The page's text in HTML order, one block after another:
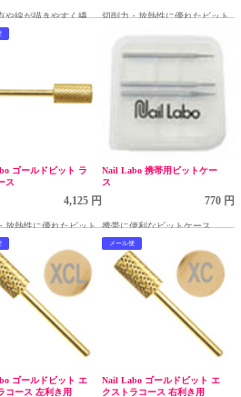
や線が描きやすく繊細
に適したアートブラシ
切削力・放熱性に優れたビット
ゴールドビット ラ
ス
4,125 円
放熱性に優れたビット
Nail Labo 携帯用ビットケー
ス
770 円
携帯に便利なビットケース
ゴールドビット エ
コース 左利き用
メール便
Nail Labo ゴールドビット エ
クストラコース 右利き用